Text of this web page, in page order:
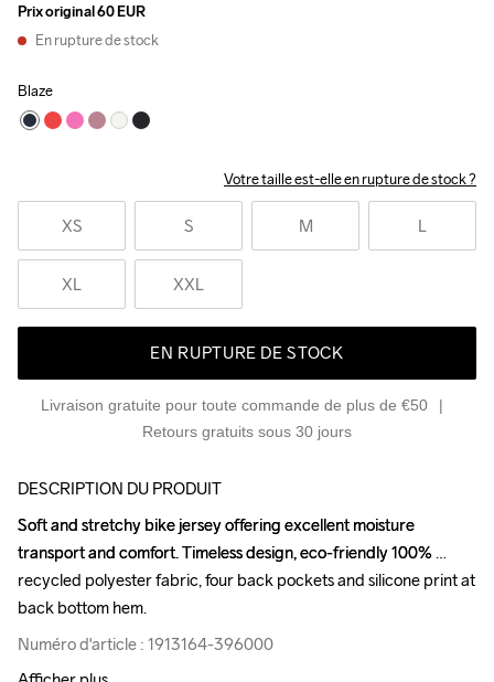
Prix original60 EUR
En rupture de stock
Blaze
Votre taille est-elle en rupture de stock ?
XS S M L
XL XXL
EN RUPTURE DE STOCK
Livraison gratuite pour toute commande de plus de €50
Retours gratuits sous 30 jours
DESCRIPTION DU PRODUIT
Soft and stretchy bike jersey offering excellent moisture
transport and comfort. Timeless design, eco-friendly 100%
recycled polyester fabric, four back pockets and silicone print at
back bottom hem.
Numéro d'article : 1913164-396000
Soft and stretchy bike jersey offering excellent moisture
transport and comfort. Timeless design, eco-friendly 100%
recycled polyester fabric, four back pockets and silicone print at
back bottom hem.
Numéro d'article : 1913164-396000